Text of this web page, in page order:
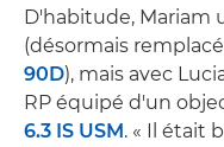
D'habitude, Mariam
(désormais
90D), mais avec
RP équipé d'un
6.3 IS USM. « Il était